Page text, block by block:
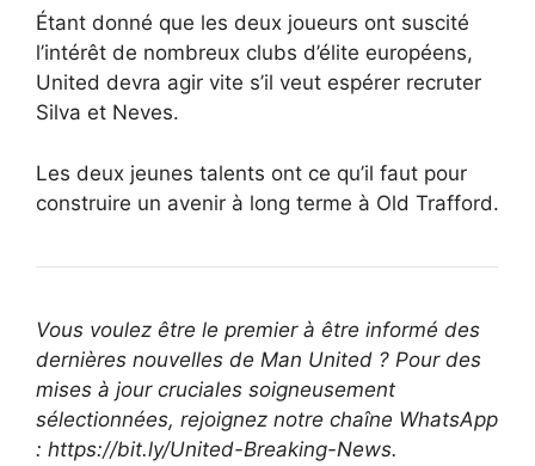
Étant donné que les deux joueurs ont suscité
l’intérêt de nombreux clubs d’élite européens,
United devra agir vite s’il veut espérer recruter
Silva et Neves.
Les deux jeunes talents ont ce qu’il faut pour
construire un avenir à long terme à Old Trafford.
Vous voulez être le premier à être informé des
dernières nouvelles de Man United ? Pour des
mises à jour cruciales soigneusement
sélectionnées, rejoignez notre chaîne WhatsApp
: https://bit.ly/United-Breaking-News.